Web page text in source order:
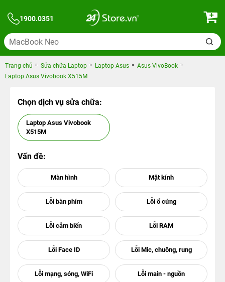
1900.0351
Trang chủ Sửa chữa Laptop Laptop Asus
Asus VivoBook
Laptop Asus Vivobook X515M
Chọn dịch vụ sửa chữa:
Laptop Asus Vivobook
X515M
Vấn đề: